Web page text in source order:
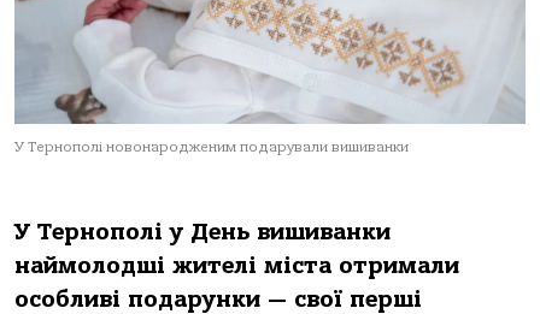
У Тернополі новонародженим подарували вишиванки
У Тернополі у День вишиванки
наймолодші жителі міста отримали
особливі подарунки — свої перші